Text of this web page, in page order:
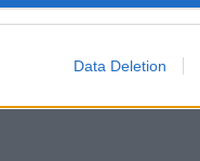
Data Deletion